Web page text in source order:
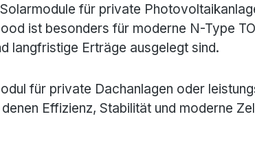
für private
ist besonders für moderne N-Type
langfristige Erträge ausgelegt sind.
für private Dachanlagen oder
Effizienz, Stabilität und moderne